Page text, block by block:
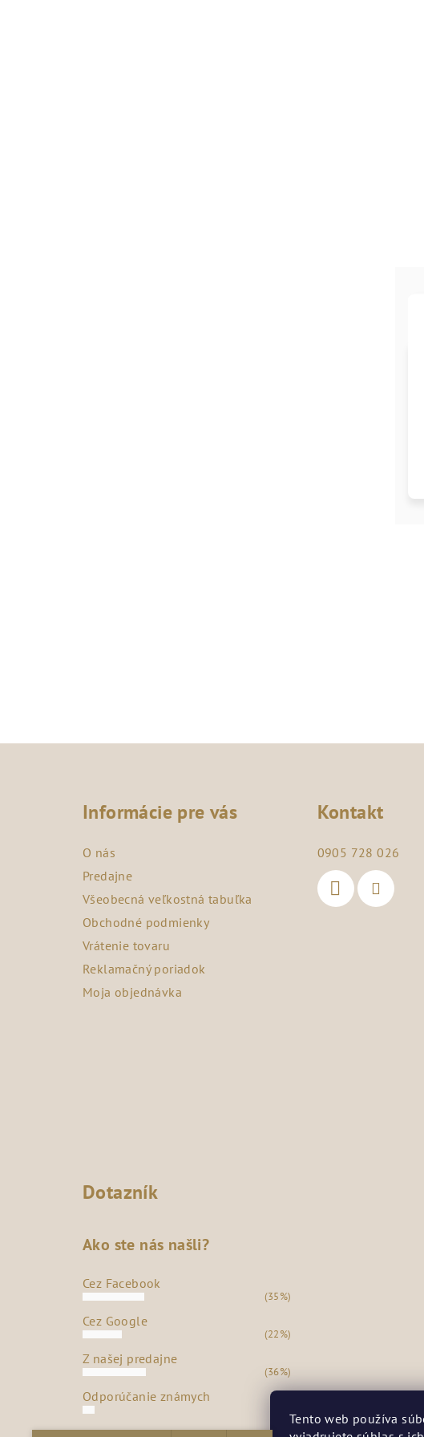
Tento web používa
Informácie pre vás
O nás
Predajne
Všeobecná veľkostná tabuľka
Obchodné podmienky
Vrátenie tovaru
Reklamačný poriadok
Moja objednávka
Kontakt
0905 728 026
Dotazník
Ako ste nás našli?
Cez Facebook
(35%)
Cez Google
(22%)
Z našej predajne
(36%)
Odporúčanie známych